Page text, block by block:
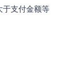
于支付金额等